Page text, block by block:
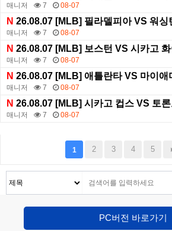
매니저 7 08-07
N 26.08.07 [MLB] 필라델피아 VS 워싱
매니저 7 08-07
N 26.08.07 [MLB] 보스턴 VS 시카고
매니저 7 08-07
N 26.08.07 [MLB] 애틀란타 VS 마이애
매니저 7 08-07
N 26.08.07 [MLB] 시카고 컵스 VS 토론
매니저 7 08-07
1 2 3 4 5
PC버전 바로가기